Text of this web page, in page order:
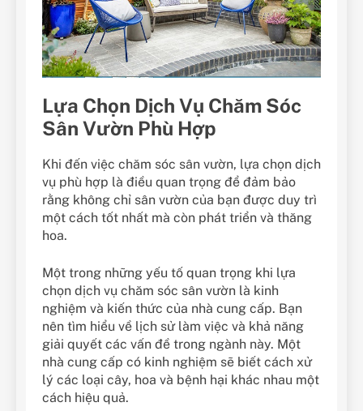
Lựa Chọn Dịch Vụ Chăm Sóc
Sân Vườn Phù Hợp
Khi đến việc chăm sóc sân vườn, lựa chọn dịch
vụ phù hợp là điều quan trọng để đảm bảo
rằng không chỉ sân vườn của bạn được duy trì
một cách tốt nhất mà còn phát triển và thăng
hoa.
Một trong những yếu tố quan trọng khi lựa
chọn dịch vụ chăm sóc sân vườn là kinh
nghiệm và kiến thức của nhà cung cấp. Bạn
nên tìm hiểu về lịch sử làm việc và khả năng
giải quyết các vấn đề trong ngành này. Một
nhà cung cấp có kinh nghiệm sẽ biết cách xử
lý các loại cây, hoa và bệnh hại khác nhau một
cách hiệu quả.